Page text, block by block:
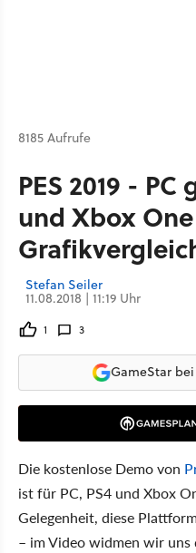
8185 Aufrufe
PES 2019 - PC
und Xbox
Stefan Seiler
11.08.2018 | 11:19 Uhr
1 3
GameStar
Die kostenlose Demo von
ist für PC, PS4 und Xbox
Gelegenheit, diese
– im Video widmen wir uns